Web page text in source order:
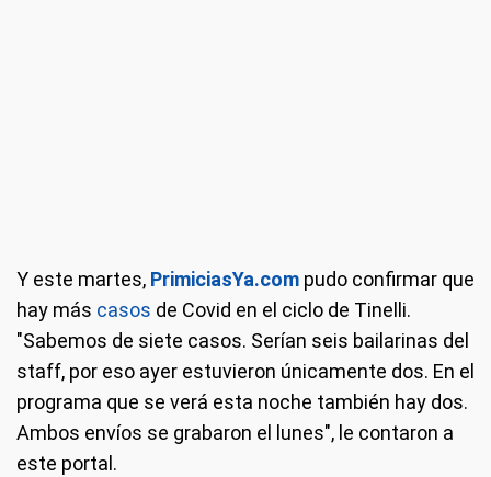
Y este martes, PrimiciasYa.com pudo confirmar que
hay más casos de Covid en el ciclo de Tinelli.
"Sabemos de siete casos. Serían seis bailarinas del
staff, por eso ayer estuvieron únicamente dos. En el
programa que se verá esta noche también hay dos.
Ambos envíos se grabaron el lunes", le contaron a
este portal.